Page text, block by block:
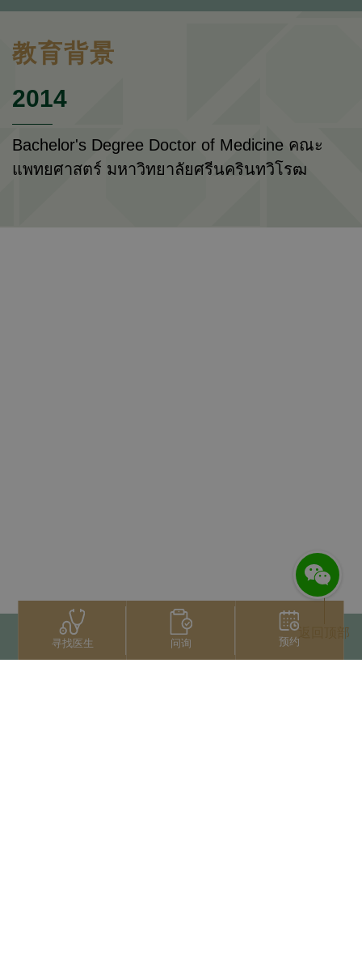
教育背景
2014
Bachelor's Degree Doctor of Medicine คณะ
แพทยศาสตร์ มหาวิทยาลัยศรีนครินทวิโรฒ
寻找医生 问询 预约
返回顶部